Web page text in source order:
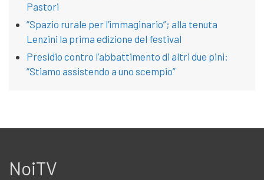
Pastori
“Spazio rurale per l’immaginario”; alla tenuta
Lenzini la prima edizione del festival
Presidio contro l’abbattimento di altri due pini:
“Stiamo assistendo a uno scempio”
NoiTV